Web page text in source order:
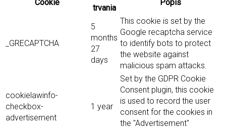
Cookie
trvania
Popis
_GRECAPTCHA
5
months
27
days
This cookie is set by the
Google recaptcha service
to identify bots to protect
the website against
malicious spam attacks.
cookielawinfo-
checkbox-
advertisement
1 year
Set by the GDPR Cookie
Consent plugin, this cookie
is used to record the user
consent for the cookies in
the "Advertisement"